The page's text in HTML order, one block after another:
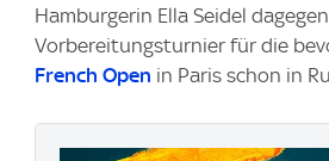
Hamburgerin Ella Seidel
Vorbereitungsturnier für die
French Open in Paris schon in